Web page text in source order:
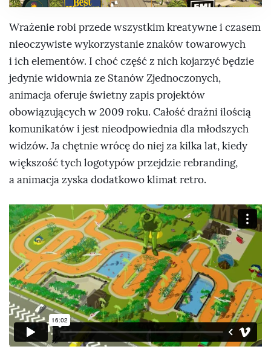
Wrażenie robi przede wszystkim kreatywne i czasem
nieoczywiste wykorzystanie znaków towarowych
i ich elementów. I choć część z nich kojarzyć będzie
jedynie widownia ze Stanów Zjednoczonych,
animacja oferuje świetny zapis projektów
obowiązujących w 2009 roku. Całość drażni ilością
komunikatów i jest nieodpowiednia dla młodszych
widzów. Ja chętnie wrócę do niej za kilka lat, kiedy
większość tych logotypów przejdzie rebranding,
a animacja zyska dodatkowo klimat retro.